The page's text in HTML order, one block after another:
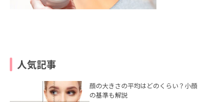
人気記事
顔の大きさの平均はどのくらい？小顔
の基準も解説